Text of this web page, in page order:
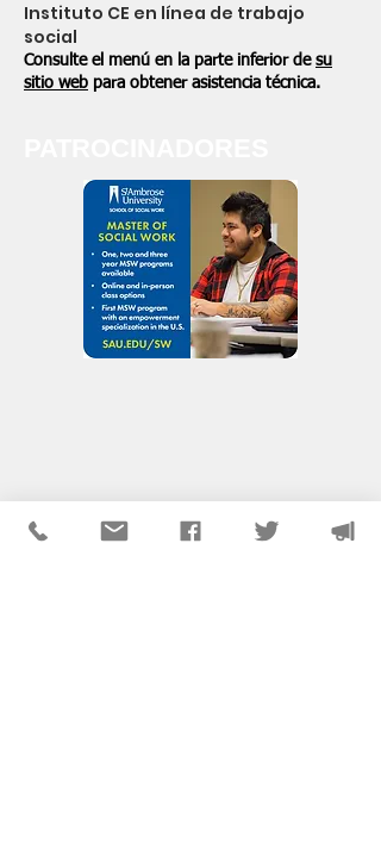
Instituto CE en línea de trabajo
social
Consulte el menú en la parte inferior de su
sitio web para obtener asistencia técnica.